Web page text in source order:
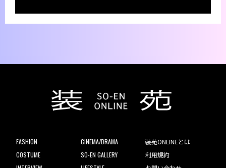
FASHION
COSTUME
CINEMA/DRAMA
SO-EN GALLERY
装苑ONLINEとは
利用規約